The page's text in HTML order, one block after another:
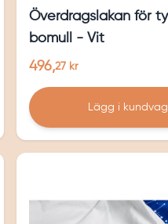
Överdragslakan för
bomull - Vit
496,27 kr
Lägg i